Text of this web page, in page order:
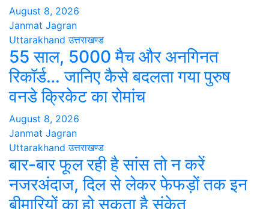
August 8, 2026
Janmat Jagran
Uttarakhand उत्तराखण्ड
55 साल, 5000 मैच और अनगिनत
रिकॉर्ड… जानिए कैसे बदलता गया पुरुष
वनडे क्रिकेट का रोमांच
August 8, 2026
Janmat Jagran
Uttarakhand उत्तराखण्ड
बार-बार फूल रही है सांस तो न करें
नजरअंदाज, दिल से लेकर फेफड़ों तक इन
बीमारियों का हो सकता है संकेत